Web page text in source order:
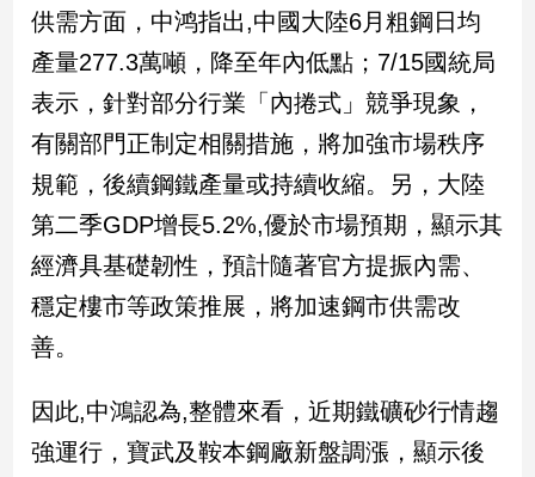
毒
專
區
南
台
灣
點
台
觀
點
供需方面，中鸿指出,中國大陸6月粗鋼日均
產量277.3萬噸，降至年內低點；7/15國統局
表示，針對部分行業「內捲式」競爭現象，
有關部門正制定相關措施，將加強市場秩序
規範，後續鋼鐵產量或持續收縮。另，大陸
第二季GDP增長5.2%,優於市場預期，顯示其
經濟具基礎韌性，預計隨著官方提振內需、
穩定樓市等政策推展，將加速鋼市供需改
善。
因此,中鴻認為,整體來看，近期鐵礦砂行情趨
強運行，寶武及鞍本鋼廠新盤調漲，顯示後